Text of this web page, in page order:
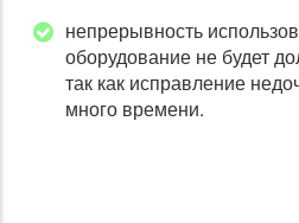
непрерывность
оборудование не будет
так как исправление
много времени.